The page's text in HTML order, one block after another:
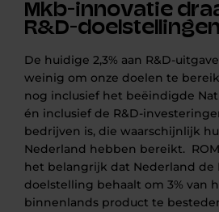
Mkb-innovatie
R&D-doelstellingen
De huidige 2,3% aan R&D-
weinig om onze doelen te
nog inclusief het beëindigde
én inclusief de R&D-
bedrijven is, die waarschijnlijk
Nederland hebben bereikt.
het belangrijk dat Nederland de
doelstelling behaalt om 3% van
binnenlands product te